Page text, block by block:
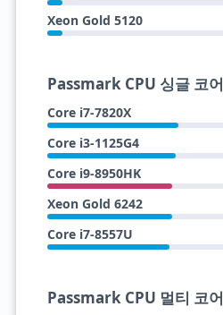
Xeon Gold 5120
Passmark CPU 싱글 코어
Core i7-7820X
Core i3-1125G4
Core i9-8950HK
Xeon Gold 6242
Core i7-8557U
Passmark CPU 멀티 코어